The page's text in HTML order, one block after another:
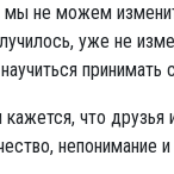
не можем
уже не
принимать
что
непонимание